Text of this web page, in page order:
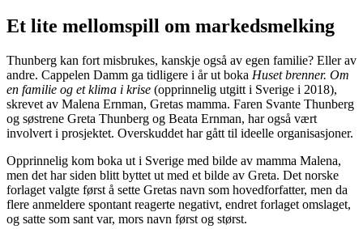
Et lite mellomspill om markedsmelking
Thunberg kan fort misbrukes, kanskje også av egen familie? Eller av
andre. Cappelen Damm ga tidligere i år ut boka Huset brenner. Om
en familie og et klima i krise (opprinnelig utgitt i Sverige i 2018),
skrevet av Malena Ernman, Gretas mamma. Faren Svante Thunberg
og søstrene Greta Thunberg og Beata Ernman, har også vært
involvert i prosjektet. Overskuddet har gått til ideelle organisasjoner.
Opprinnelig kom boka ut i Sverige med bilde av mamma Malena,
men det har siden blitt byttet ut med et bilde av Greta. Det norske
forlaget valgte først å sette Gretas navn som hovedforfatter, men da
flere anmeldere spontant reagerte negativt, endret forlaget omslaget,
og satte som sant var, mors navn først og størst.